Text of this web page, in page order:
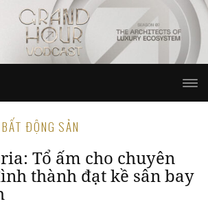
ĐỘNG SẢN
Tổ ấm cho chuyên
thành đạt kề sân bay